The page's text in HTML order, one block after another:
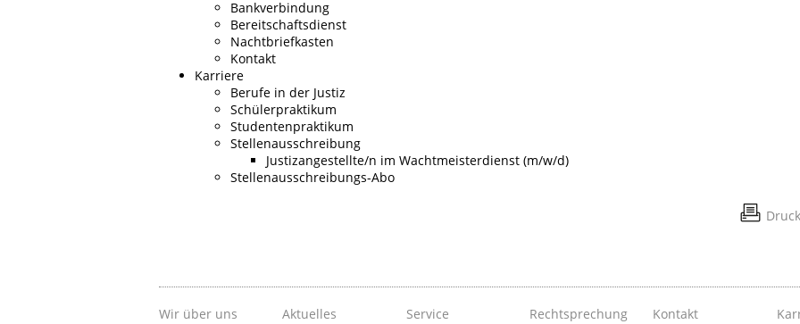
Bankverbindung
Bereitschaftsdienst
Nachtbriefkasten
Kontakt
Karriere
Berufe in der Justiz
Schülerpraktikum
Studentenpraktikum
Stellenausschreibung
Justizangestellte/n im Wachtmeisterdienst (m/w/d)
Stellenausschreibungs-Abo
Wir über uns Aktuelles Service Rechtsprechung Kontakt